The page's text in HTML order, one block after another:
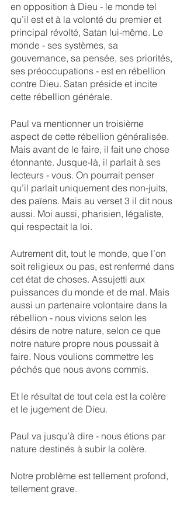
en opposition à Dieu - le monde tel
qu’il est et à la volonté du premier et
principal révolté, Satan lui-même. Le
monde - ses systèmes, sa
gouvernance, sa pensée, ses priorités,
ses préoccupations - est en rébellion
contre Dieu. Satan préside et incite
cette rébellion générale.
Paul va mentionner un troisième
aspect de cette rébellion généralisée.
Mais avant de le faire, il fait une chose
étonnante. Jusque-là, il parlait à ses
lecteurs - vous. On pourrait penser
qu’il parlait uniquement des non-juits,
des païens. Mais au verset 3 il dit nous
aussi. Moi aussi, pharisien, légaliste,
qui respectait la loi.
Autrement dit, tout le monde, que l’on
soit religieux ou pas, est renfermé dans
cet état de choses. Assujetti aux
puissances du monde et de mal. Mais
aussi un partenaire volontaire dans la
rébellion - nous vivions selon les
désirs de notre nature, selon ce que
notre nature propre nous poussait à
faire. Nous voulions commettre les
péchés que nous avons commis.
Et le résultat de tout cela est la colère
et le jugement de Dieu.
Paul va jusqu’à dire - nous étions par
nature destinés à subir la colère.
Notre problème est tellement profond,
tellement grave.